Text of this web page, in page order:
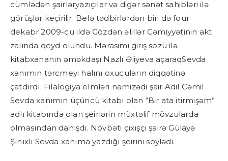
cümlədən şairləryazıçılar və digər sənət sahibləri ilə
görüşlər keçirilir. Belə tədbirlərdən biri də four
dekabr 2009-cu ildə Gözdən əlillər Cəmiyyətinin akt
zalında qeyd olundu. Mərasimi giriş sözü ilə
kitabxananın əməkdaşı Nazlı Əliyeva açaraqSevda
xanımın tərcmeyi halını oxucuların diqqətinə
çatdırdı. Filalogiya elmləri namizədi şair Adil Cəmil
Sevda xanımın üçüncü kitabı olan “Bir ata itirmişəm”
adlı kitabında olan şeirlərin müxtəlif mövzularda
olmasından danışdı. Növbəti çıxışçı şairə Gülayə
Şınıxlı Sevda xanıma yazdığı şeirini söylədi.